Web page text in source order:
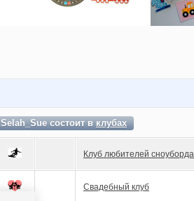
Selah_Sue состоит вклубах
Клуб любителей сноуборда
Свадебный клуб